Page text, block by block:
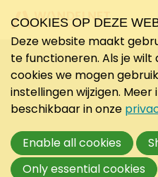
COOKIES OP DEZE
Deze website maakt
te functioneren. Als je wilt
cookies we mogen
instellingen wijzigen.
beschikbaar in onze
Enable all cookies
Only essential cookies